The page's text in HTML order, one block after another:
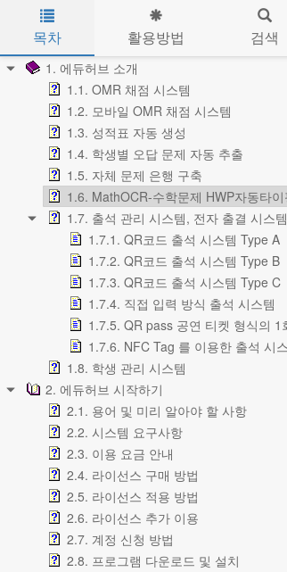
Skip to main content
목차 활용방법 검색
1. 에듀허브 소개
1.1. OMR 채점 시스템
1.2. 모바일 OMR 채점 시스템
1.3. 성적표 자동 생성
1.4. 학생별 오답 문제 자동 추출
1.5. 자체 문제 은행 구축
1.6. MathOCR-수학문제 HWP자동타이
1.7. 출석 관리 시스템, 전자 출결 시스템
1.7.1. QR코드 출석 시스템 Type A
1.7.2. QR코드 출석 시스템 Type B
1.7.3. QR코드 출석 시스템 Type C
1.7.4. 직접 입력 방식 출석 시스템
1.7.5. QR pass 공연 티켓 형식의 1
1.7.6. NFC Tag 를 이용한 출석 시
1.8. 학생 관리 시스템
2. 에듀허브 시작하기
2.1. 용어 및 미리 알아야 할 사항
2.2. 시스템 요구사항
2.3. 이용 요금 안내
2.4. 라이선스 구매 방법
2.5. 라이선스 적용 방법
2.6. 라이선스 추가 이용
2.7. 계정 신청 방법
2.8. 프로그램 다운로드 및 설치